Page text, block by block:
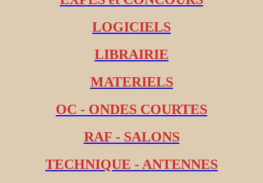
LOGICIELS
LIBRAIRIE
MATERIELS
OC - ONDES COURTES
RAF - SALONS
TECHNIQUE - ANTENNES